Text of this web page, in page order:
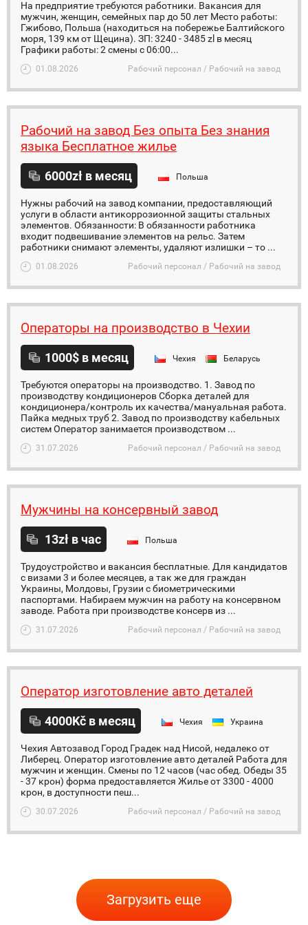
На предприятие требуются работники. Вакансия для
мужчин, женщин, семейных пар до 50 лет Место работы:
Гжибово, Польша (находиться на побережье Балтийского
моря, 139 км от Щецина). ЗП: 3240 - 3485 zl в месяц
Графики работы: 2 смены с 06:00...
01.08.2026 Рабочий персонал / Рабочий на завод
Рабочий на завод Без опыта Без знания
языка Бесплатное жилье
6000zł в месяц Польша
Нужны рабочий на завод компании, предоставляющий
услуги в области антикоррозионной защиты стальных
элементов. Обязанности: В обязанности работника
входит подвешивание элементов на рельс. Затем
работники снимают элементы, удаляют излишки – то ...
01.08.2026 Рабочий персонал / Рабочий на завод
Операторы на производство в Чехии
1000$ в месяц Чехия Беларусь
Требуются операторы на производство. 1. Завод по
производству кондиционеров Сборка деталей для
кондиционера/контроль их качества/мануальная работа.
Пайка медных труб 2. Завод по производству кабельных
систем Оператор занимается производством ...
31.07.2026 Рабочий персонал / Рабочий на завод
Мужчины на консервный завод
13zł в час Польша
Трудоустройство и вакансия бесплатные. Для кандидатов
с визами 3 и более месяцев, а так же для граждан
Украины, Молдовы, Грузии с биометрическими
паспортами. Набираем мужчин на работу на консервном
заводе. Работа при производстве консерв из ...
31.07.2026 Рабочий персонал / Рабочий на завод
Оператор изготовление авто деталей
4000Kč в месяц Чехия Украина
Чехия Автозавод Город Градек над Нисой, недалеко от
Либерец. Оператор изготовление авто деталей Работа для
мужчин и женщин. Смены по 12 часов (час обед. Обеды 35
- 37 крон) форма предоставляется Жилье от 3300 - 4000
крон, в доступности пеш...
30.07.2026 Рабочий персонал / Рабочий на завод
Загрузить еще